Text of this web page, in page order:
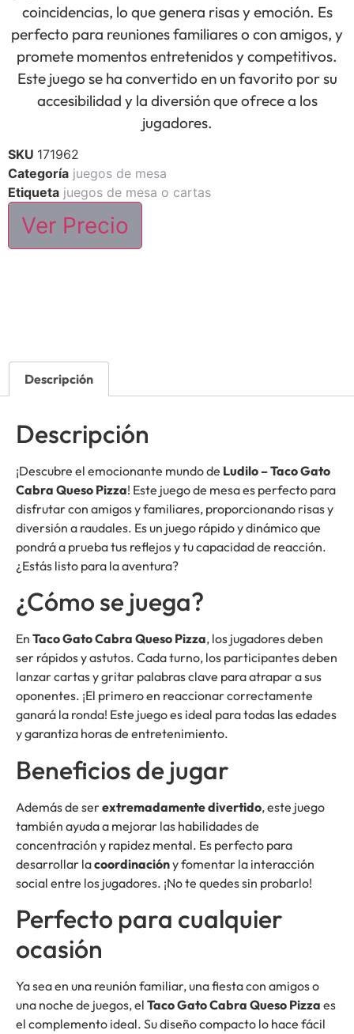
coincidencias, lo que genera risas y emoción. Es
perfecto para reuniones familiares o con amigos, y
promete momentos entretenidos y competitivos.
Este juego se ha convertido en un favorito por su
accesibilidad y la diversión que ofrece a los
jugadores.
SKU 171962
Categoría juegos de mesa
Etiqueta juegos de mesa o cartas
Ver Precio
Descripción
Descripción
¡Descubre el emocionante mundo de Ludilo – Taco Gato
Cabra Queso Pizza! Este juego de mesa es perfecto para
disfrutar con amigos y familiares, proporcionando risas y
diversión a raudales. Es un juego rápido y dinámico que
pondrá a prueba tus reflejos y tu capacidad de reacción.
¿Estás listo para la aventura?
¿Cómo se juega?
En Taco Gato Cabra Queso Pizza, los jugadores deben
ser rápidos y astutos. Cada turno, los participantes deben
lanzar cartas y gritar palabras clave para atrapar a sus
oponentes. ¡El primero en reaccionar correctamente
ganará la ronda! Este juego es ideal para todas las edades
y garantiza horas de entretenimiento.
Beneficios de jugar
Además de serextremadamente divertido, este juego
también ayuda a mejorar las habilidades de
concentración y rapidez mental. Es perfecto para
desarrollar lacoordinacióny fomentar la interacción
social entre los jugadores. ¡No te quedes sin probarlo!
Perfecto para cualquier
ocasión
Ya sea en una reunión familiar, una fiesta con amigos o
una noche de juegos, el Taco Gato Cabra Queso Pizza es
el complemento ideal. Su diseño compacto lo hace fácil